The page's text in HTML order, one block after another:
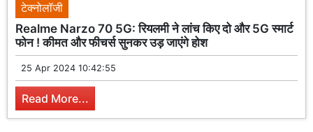
टेक्नोलॉजी
Realme Narzo 70 5G: रियलमी ने लांच किए दो और 5G स्मार्ट
फोन ! कीमत और फीचर्स सुनकर उड़ जाएंगे होश
25 Apr 2024 10:42:55
Read More...